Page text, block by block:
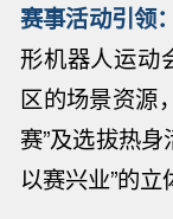
赛事活动引领
形机器人运动
区的场景资源
赛”及选拔热身
以赛兴业”的立